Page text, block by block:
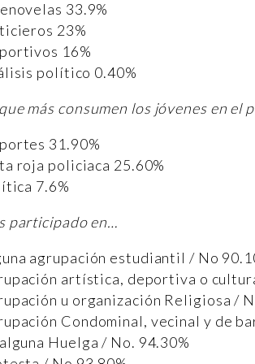
33.9%
23%
16%
político 0.40%
más consumen los jóvenes en el
31.90%
roja policiaca 25.60%
7.6%
participado en…
agrupación estudiantil / No
artística, deportiva o
u organización Religiosa /
Condominal, vecinal y de
Huelga / No. 94.30%